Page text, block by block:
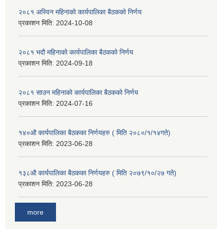
२०८१ अस्विन महिनाको कार्यपालिका बैठकको निर्णय
प्रकाशन मिति: 2024-10-08
२०८१ भदौ महिनाको कार्यपालिका बैठकको निर्णय
प्रकाशन मिति: 2024-09-18
२०८१ साउन महिनाको कार्यपालिका बैठकको निर्णय
प्रकाशन मिति: 2024-07-16
१४०औ कार्यपालिका बैठकका निर्णयहरु ( मिति २०८०/१/१४गते)
प्रकाशन मिति: 2023-06-28
१३८औ कार्यपालिका बैठकका निर्णयहरु ( मिति २०७९/१०/२७ गते)
प्रकाशन मिति: 2023-06-28
more